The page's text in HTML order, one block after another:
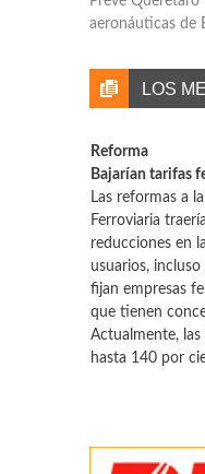
aeronáuticas de
LOS
Reforma
Bajarían tarifas
Las reformas a
Ferroviaria
reducciones en
usuarios,
fijan empresas
que tienen
Actualmente,
hasta 140 por
El Instituto